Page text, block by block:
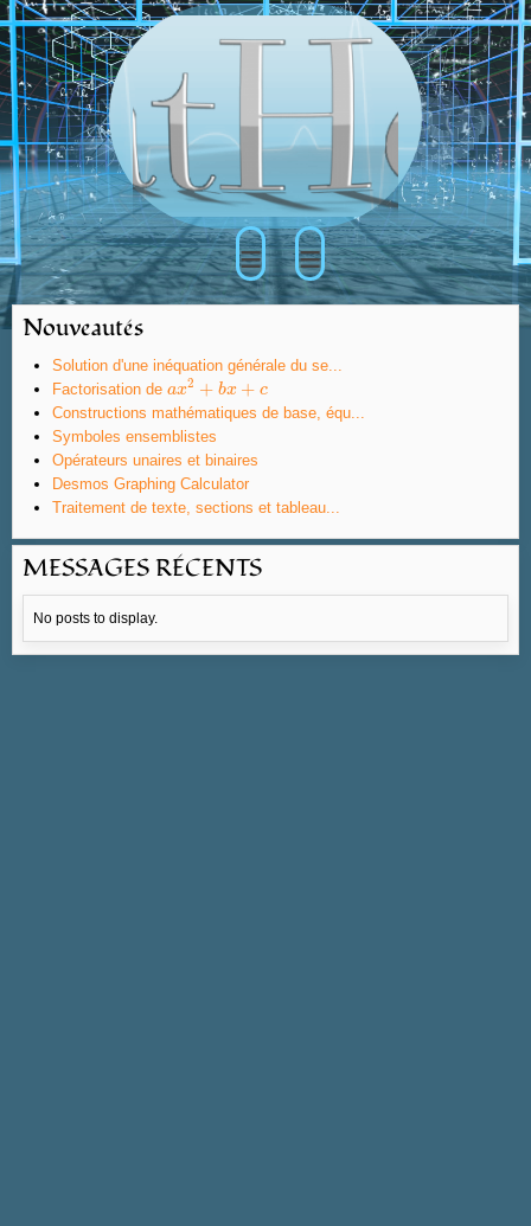
≡ ≡
Nouveautés
Solution d'une inéquation générale du se...
Factorisation de ax2 + bx + c
ax2+bx +c
Constructions mathématiques de base, équ...
Symboles ensemblistes
Opérateurs unaires et binaires
Desmos Graphing Calculator
Traitement de texte, sections et tableau...
MESSAGES RÉCENTS
No posts to display.